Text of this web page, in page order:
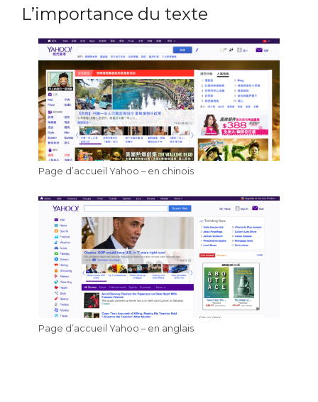
L’importance du texte
Page d’accueil Yahoo – en chinois
Page d’accueil Yahoo – en anglais